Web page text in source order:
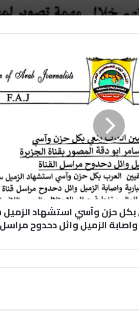
بكل حزن وآسي استشهاد الزميل
الزميل وائل دحدوح